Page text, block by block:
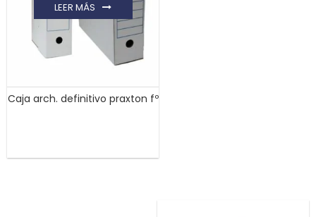
Caja arch. definitivo praxton fº
LEER MÁS